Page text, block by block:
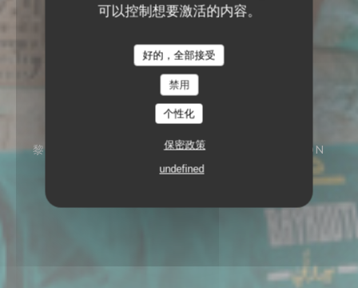
可以控制想要激活的内容。
好的，全部接受
禁用
个性化
保密政策
undefined
黎巴嫩餐厅 13 RUE THOMASSIN 69002 LYON